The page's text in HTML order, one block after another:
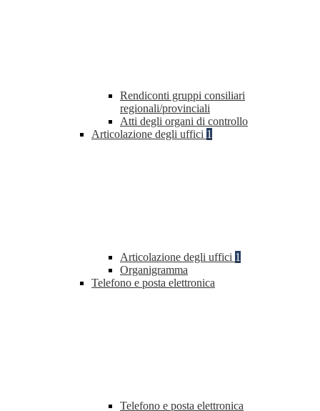
Rendiconti gruppi consiliari
regionali/provinciali
Atti degli organi di controllo
Articolazione degli uffici 1
Articolazione degli uffici 1
Organigramma
Telefono e posta elettronica
Telefono e posta elettronica